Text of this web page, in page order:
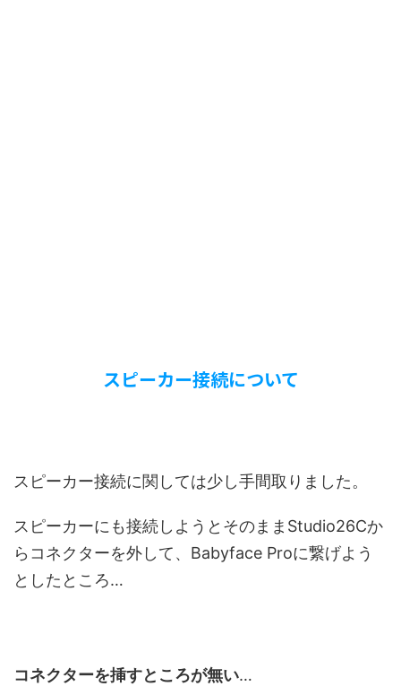
スピーカー接続について
スピーカー接続に関しては少し手間取りました。
スピーカーにも接続しようとそのままStudio26Cか
らコネクターを外して、Babyface Proに繋げよう
としたところ…
コネクターを挿すところが無い…